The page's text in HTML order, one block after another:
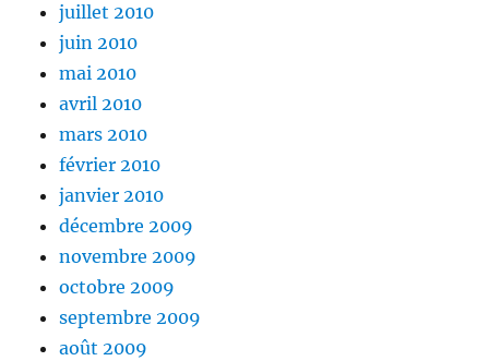
juillet 2010
juin 2010
mai 2010
avril 2010
mars 2010
février 2010
janvier 2010
décembre 2009
novembre 2009
octobre 2009
septembre 2009
août 2009